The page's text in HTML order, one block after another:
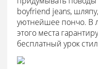
boyfriend jeans,
уютнейшее пончо. В
этого места
бесплатный урок